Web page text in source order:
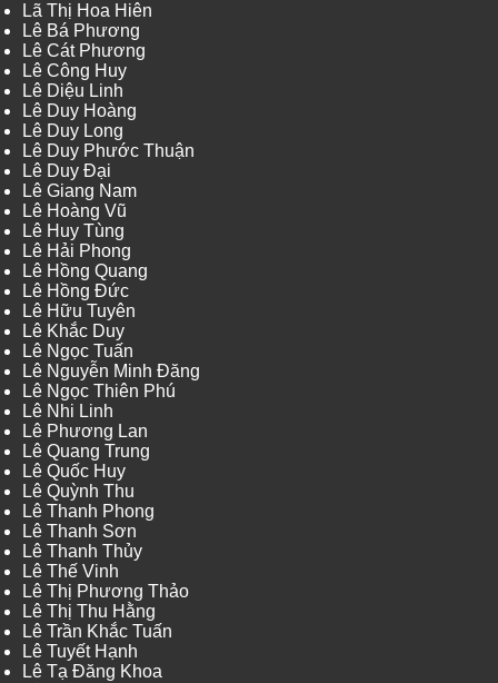
Lã Thị Hoa Hiên
Lê Bá Phương
Lê Cát Phương
Lê Công Huy
Lê Diệu Linh
Lê Duy Hoàng
Lê Duy Long
Lê Duy Phước Thuận
Lê Duy Đại
Lê Giang Nam
Lê Hoàng Vũ
Lê Huy Tùng
Lê Hải Phong
Lê Hồng Quang
Lê Hồng Đức
Lê Hữu Tuyên
Lê Khắc Duy
Lê Ngọc Tuấn
Lê Nguyễn Minh Đăng
Lê Ngọc Thiên Phú
Lê Nhi Linh
Lê Phương Lan
Lê Quang Trung
Lê Quốc Huy
Lê Quỳnh Thu
Lê Thanh Phong
Lê Thanh Sơn
Lê Thanh Thủy
Lê Thế Vinh
Lê Thị Phương Thảo
Lê Thị Thu Hằng
Lê Trần Khắc Tuấn
Lê Tuyết Hạnh
Lê Tạ Đăng Khoa